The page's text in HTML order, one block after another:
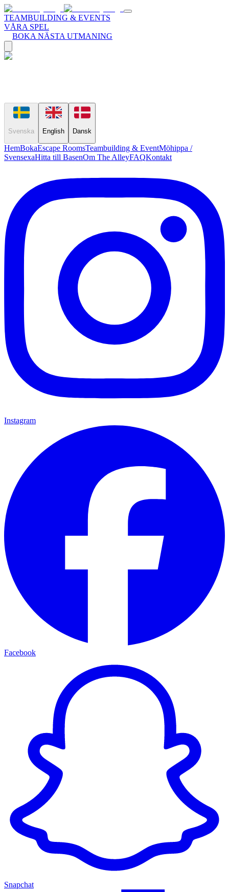
TEAMBUILDING & EVENTS
VÅRA SPEL
BOKA NÄSTA UTMANING
Svenska English Dansk
HemBokaEscape RoomsTeambuilding & EventMöhippa /
SvensexaHitta till BasenOm The AlleyFAQKontakt
Instagram
Facebook
Snapchat